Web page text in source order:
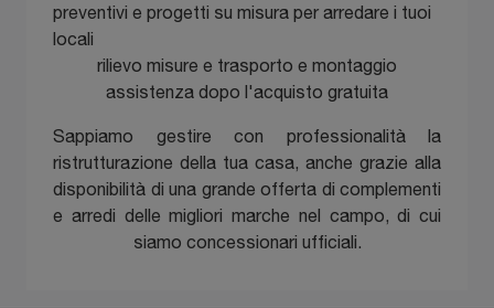
preventivi e progetti su misura per arredare i tuoi
locali
rilievo misure e trasporto e montaggio
assistenza dopo l'acquisto gratuita
Sappiamo gestire con professionalità la
ristrutturazione della tua casa, anche grazie alla
disponibilità di una grande offerta di complementi
e arredi delle migliori marche nel campo, di cui
siamo concessionari ufficiali.